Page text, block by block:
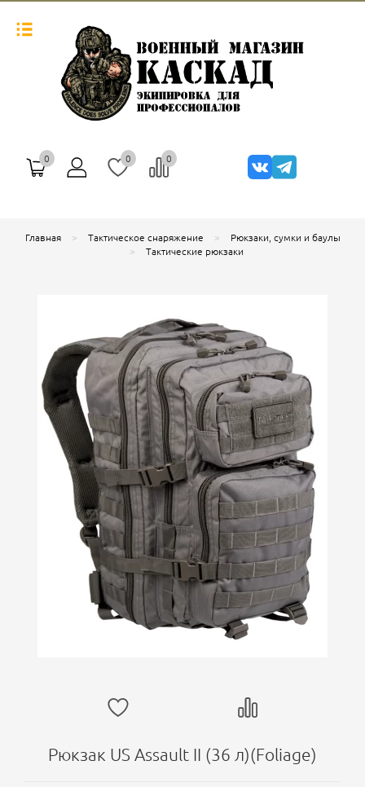
0 0 0
Главная Тактическое снаряжение
Рюкзаки, сумки и баулы
Тактические рюкзаки
Рюкзак US Assault II (36 л)(Foliage)